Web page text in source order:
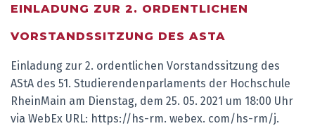
EINLADUNG ZUR 2. ORDENTLICHEN
VORSTANDSSITZUNG DES ASTA
Einladung zur 2. ordentlichen Vorstandssitzung des
AStA des 51. Studierendenparlaments der Hochschule
RheinMain am Dienstag, dem 25. 05. 2021 um 18:00 Uhr
via WebEx URL: https://hs-rm. webex. com/hs-rm/j.